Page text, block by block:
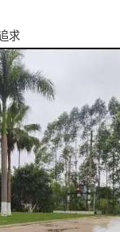
求